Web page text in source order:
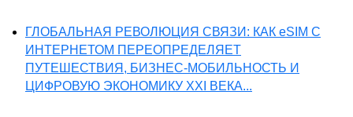
ГЛОБАЛЬНАЯ РЕВОЛЮЦИЯ СВЯЗИ: КАК eSIM С
ИНТЕРНЕТОМ ПЕРЕОПРЕДЕЛЯЕТ
ПУТЕШЕСТВИЯ, БИЗНЕС-МОБИЛЬНОСТЬ И
ЦИФРОВУЮ ЭКОНОМИКУ XXI ВЕКА...